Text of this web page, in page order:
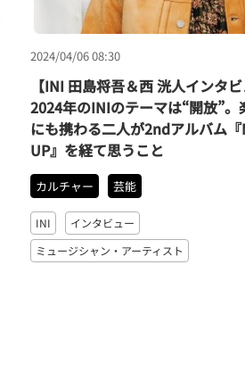
2024/04/06 08:30
【INI 田島将吾＆西 洸人インタビ
2024年のINIのテーマは“開放”。
にも携わる二人が2ndアルバム『
UP』を経て思うこと
カルチャー 芸能
INI
インタビュー
ミュージシャン・アーティスト